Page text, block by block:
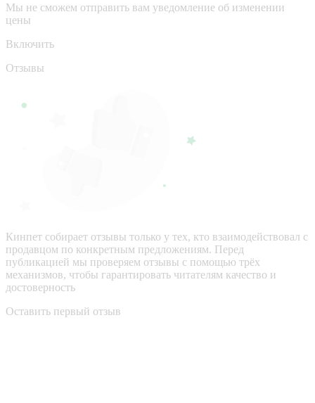
Мы не сможем отправить вам уведомление об изменении
цены
Включить
Отзывы
Кинпет собирает отзывы только у тех, кто взаимодействовал с
продавцом по конкретным предложениям. Перед
публикацией мы проверяем отзывы с помощью трёх
механизмов, чтобы гарантировать читателям качество и
достоверность
Оставить первый отзыв